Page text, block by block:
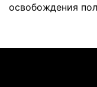
освобождения